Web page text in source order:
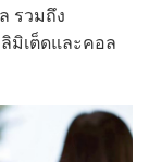
รวมถึง
มิเต็ดและคอล